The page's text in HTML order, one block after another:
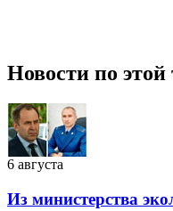
Новости по этой
6 августа
Из министерства